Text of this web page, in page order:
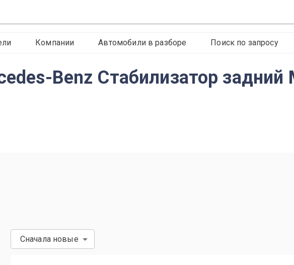
Компании Автомобили в разборе Поиск по запросу
Benz Стабилизатор задний
Сначала новые